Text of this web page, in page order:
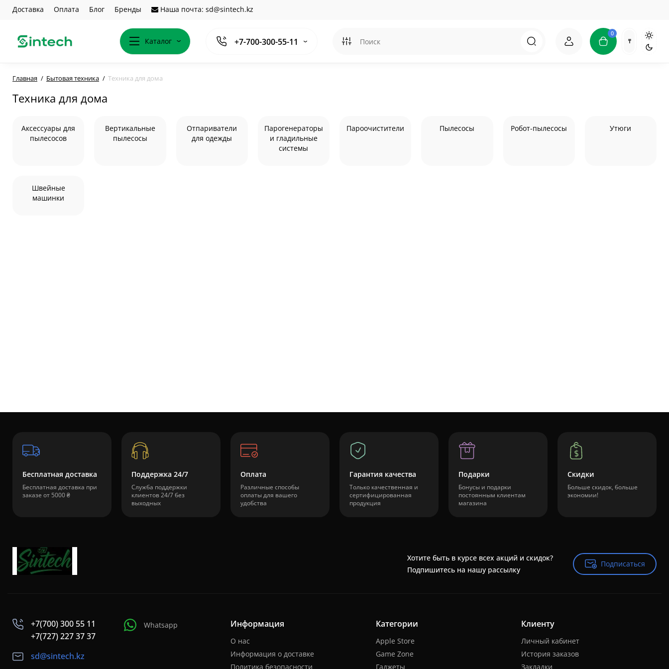
Доставка Оплата Блог Бренды Наша почта: sd@sintech.kz
Каталог +7-700-300-55-11
0
₸
Главная Бытовая техника Техника для дома
Техника для дома
Аксессуары для
пылесосов
Вертикальные
пылесосы
Отпариватели
для одежды
Парогенераторы
и гладильные
системы
Пароочистители Пылесосы Робот-пылесосы Утюги
Швейные
машинки
Бесплатная доставка
Бесплатная доставка при
заказе от 5000 ₴
Поддержка 24/7
Служба поддержки
клиентов 24/7 без
выходных
Оплата
Различные способы
оплаты для вашего
удобства
Гарантия качества
Только качественная и
сертифицированная
продукция
Подарки
Бонусы и подарки
постоянным клиентам
магазина
Скидки
Больше скидок, больше
экономии!
Хотите быть в курсе всех акций и скидок?
Подпишитесь на нашу рассылку
Подписаться
Подписаться
+7(700) 300 55 11
+7(727) 227 37 37
sd@sintech.kz
Whatsapp Информация
О нас
Информация о доставке
Политика безопасности
Категории
Apple Store
Game Zone
Гаджеты
Клиенту
Личный кабинет
История заказов
Закладки